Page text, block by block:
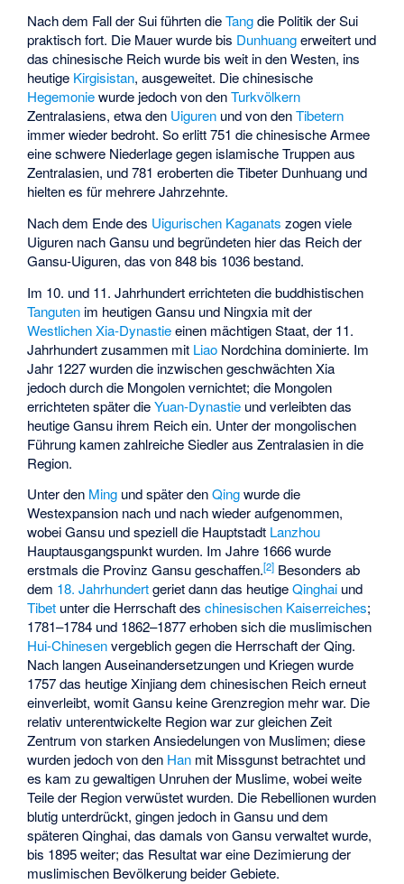
Nach dem Fall der Sui führten dieTangdie Politik der Sui
praktisch fort. Die Mauer wurde bis Dunhuangerweitert und
das chinesische Reich wurde bis weit in den Westen, ins
heutige Kirgisistan, ausgeweitet. Die chinesische
Hegemoniewurde jedoch von denTurkvölkern
Zentralasiens, etwa den Uiguren und von denTibetern
immer wieder bedroht. So erlitt 751 die chinesische Armee
eine schwere Niederlage gegen islamische Truppen aus
Zentralasien, und 781 eroberten die Tibeter Dunhuang und
hielten es für mehrere Jahrzehnte.
Nach dem Ende des Uigurischen Kaganats zogen viele
Uiguren nach Gansu und begründeten hier das Reich der
Gansu-Uiguren, das von 848 bis 1036 bestand.
Im 10. und 11. Jahrhundert errichteten die buddhistischen
Tanguten im heutigen Gansu und Ningxia mit der
Westlichen Xia-Dynastieeinen mächtigen Staat, der 11.
Jahrhundert zusammen mit Liao Nordchina dominierte. Im
Jahr 1227 wurden die inzwischen geschwächten Xia
jedoch durch die Mongolen vernichtet; die Mongolen
errichteten später dieYuan-Dynastie und verleibten das
heutige Gansu ihrem Reich ein. Unter der mongolischen
Führung kamen zahlreiche Siedler aus Zentralasien in die
Region.
Unter den Ming und später denQingwurde die
Westexpansion nach und nach wieder aufgenommen,
wobei Gansu und speziell die Hauptstadt Lanzhou
Hauptausgangspunkt wurden. Im Jahre 1666 wurde
erstmals die Provinz Gansu geschaffen.[2] Besonders ab
dem 18. Jahrhundertgeriet dann das heutigeQinghai und
Tibet unter die Herrschaft deschinesischen Kaiserreiches;
1781–1784 und 1862–1877 erhoben sich die muslimischen
Hui-Chinesenvergeblich gegen die Herrschaft der Qing.
Nach langen Auseinandersetzungen und Kriegen wurde
1757 das heutige Xinjiang dem chinesischen Reich erneut
einverleibt, womit Gansu keine Grenzregion mehr war. Die
relativ unterentwickelte Region war zur gleichen Zeit
Zentrum von starken Ansiedelungen von Muslimen; diese
wurden jedoch von den Han mit Missgunst betrachtet und
es kam zu gewaltigen Unruhen der Muslime, wobei weite
Teile der Region verwüstet wurden. Die Rebellionen wurden
blutig unterdrückt, gingen jedoch in Gansu und dem
späteren Qinghai, das damals von Gansu verwaltet wurde,
bis 1895 weiter; das Resultat war eine Dezimierung der
muslimischen Bevölkerung beider Gebiete.